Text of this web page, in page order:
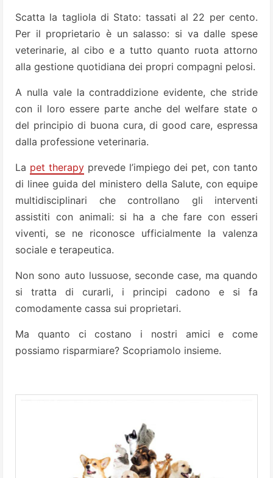
Scatta la tagliola di Stato: tassati al 22 per cento.
Per il proprietario è un salasso: si va dalle spese
veterinarie, al cibo e a tutto quanto ruota attorno
alla gestione quotidiana dei propri compagni pelosi.
A nulla vale la contraddizione evidente, che stride
con il loro essere parte anche del welfare state o
del principio di buona cura, di good care, espressa
dalla professione veterinaria.
La pet therapyprevede l’impiego dei pet, con tanto
di linee guida del ministero della Salute, con equipe
multidisciplinari che controllano gli interventi
assistiti con animali: si ha a che fare con esseri
viventi, se ne riconosce ufficialmente la valenza
sociale e terapeutica.
Non sono auto lussuose, seconde case, ma quando
si tratta di curarli, i principi cadono e si fa
comodamente cassa sui proprietari.
Ma quanto ci costano i nostri amici e come
possiamo risparmiare? Scopriamolo insieme.